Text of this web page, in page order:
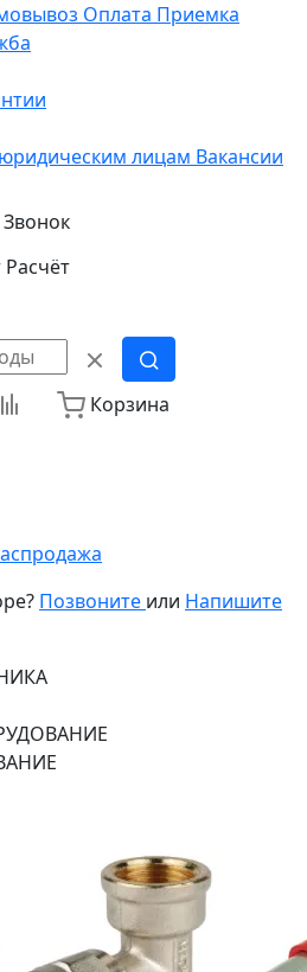
Оплата Приемка
лицам Вакансии
Звонок
Расчёт
Корзина
Позвоните или Напишите